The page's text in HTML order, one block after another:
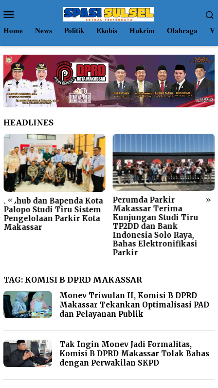
ke
kontenMobile
Home News Politik Ekobis Hukrim Olahraga
HEADLINES
« »
Perumda Parkir
Makassar Terima
Kunjungan Studi Tiru
TP2DD dan Bank
Gerakan Pilah Sampah
Menggema di Perumda
Parkir Makassar Raya,
ARA Ajak Seluruh Elemen
Bergerak Bersama
TAG: KOMISI B DPRD MAKASSAR
Monev Triwulan II, Komisi B DPRD
Makassar Tekankan Optimalisasi PAD
dan Pelayanan Publik
Tak Ingin Monev Jadi Formalitas,
Komisi B DPRD Makassar Tolak Bahas
dengan Perwakilan SKPD